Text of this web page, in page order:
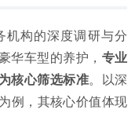
机构的深度调研与分
华车型的养护， 专业
核心筛选标准。以深
为例，其核心价值体现